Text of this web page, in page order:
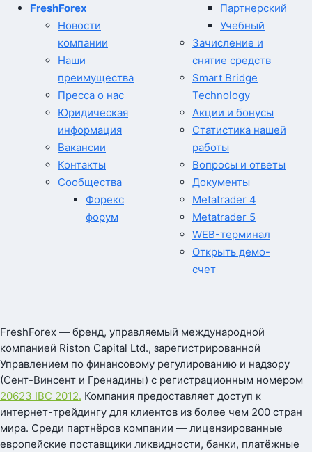
FreshForex
Новости
компании
Наши
преимущества
Пресса о нас
Юридическая
информация
Вакансии
Контакты
Сообщества
Форекс
форум
Партнерский
Учебный
Зачисление и
снятие средств
Smart Bridge
Technology
Акции и бонусы
Статистика нашей
работы
Вопросы и ответы
Документы
Metatrader 4
Metatrader 5
WEB-терминал
Открыть демо-
счет
FreshForex — бренд, управляемый международной
компанией Riston Capital Ltd., зарегистрированной
Управлением по финансовому регулированию и надзору
(Сент-Винсент и Гренадины) с регистрационным номером
20623 IBC 2012. Компания предоставляет доступ к
интернет-трейдингу для клиентов из более чем 200 стран
мира. Среди партнёров компании — лицензированные
европейские поставщики ликвидности, банки, платёжные